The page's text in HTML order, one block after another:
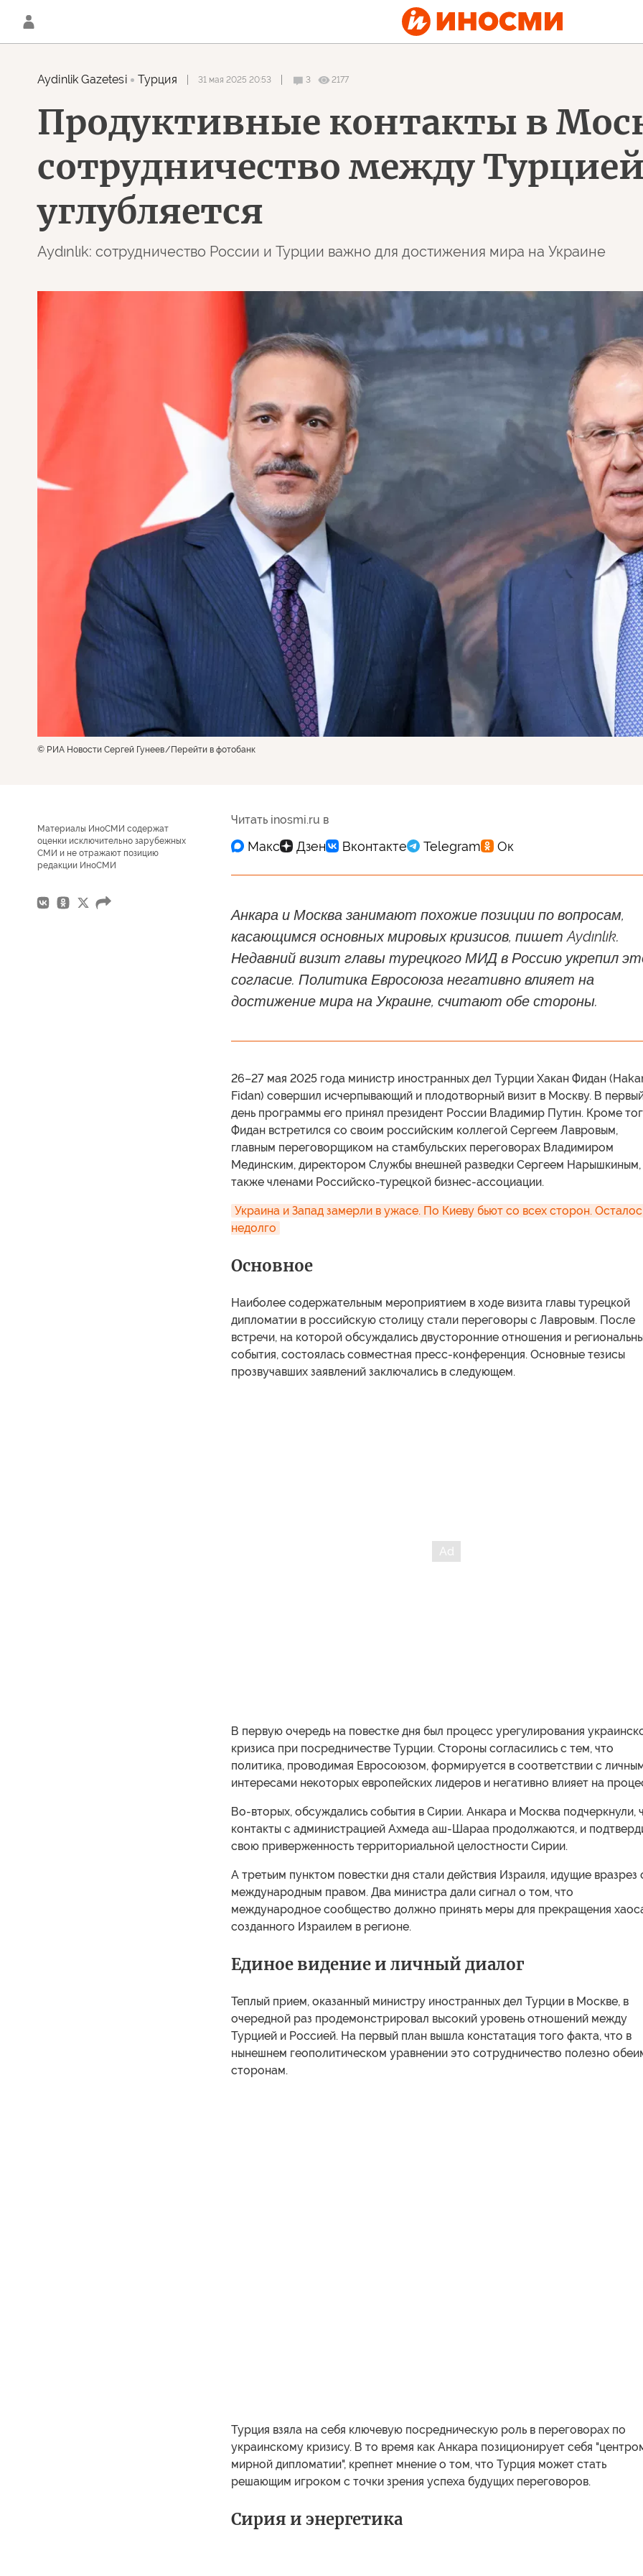
Aydinlik Gazetesi Турция 31 мая 2025 20:53 3 2177
Продуктивные контакты в
сотрудничество между
углубляется
Aydınlık: сотрудничество России и Турции важно для достижения мира на Украине
© РИА Новости Сергей Гунеев Перейти в фотобанк
Материалы ИноСМИ содержат
оценки исключительно зарубежных
СМИ и не отражают позицию
редакции ИноСМИ
Читать inosmi.ru в
Анкара и Москва занимают похожие позиции по вопросам,
касающимся основных мировых кризисов, пишет Aydınlık.
Недавний визит главы турецкого МИД в Россию укрепил
согласие. Политика Евросоюза негативно влияет на
достижение мира на Украине, считают обе стороны.
26–27 мая 2025 года министр иностранных дел Турции Хакан Фидан
Fidan) совершил исчерпывающий и плодотворный визит в Москву. В
день программы его принял президент России Владимир Путин. Кроме
Фидан встретился со своим российским коллегой Сергеем Лавровым,
главным переговорщиком на стамбульских переговорах Владимиром
Мединским, директором Службы внешней разведки Сергеем Нарышкиным,
также членами Российско-турецкой бизнес-ассоциации.
Украина и Запад замерли в ужасе. По Киеву бьют со всех сторон.
недолго
Основное
Наиболее содержательным мероприятием в ходе визита главы турецкой
дипломатии в российскую столицу стали переговоры с Лавровым. После
встречи, на которой обсуждались двусторонние отношения и
события, состоялась совместная пресс-конференция. Основные тезисы
прозвучавших заявлений заключались в следующем.
В первую очередь на повестке дня был процесс урегулирования
кризиса при посредничестве Турции. Стороны согласились с тем, что
политика, проводимая Евросоюзом, формируется в соответствии с
интересами некоторых европейских лидеров и негативно влияет на
Во-вторых, обсуждались события в Сирии. Анкара и Москва подчеркнули,
контакты с администрацией Ахмеда аш-Шараа продолжаются, и
свою приверженность территориальной целостности Сирии.
А третьим пунктом повестки дня стали действия Израиля, идущие вразрез
международным правом. Два министра дали сигнал о том, что
международное сообщество должно принять меры для прекращения
созданного Израилем в регионе.
Единое видение и личный диалог
Теплый прием, оказанный министру иностранных дел Турции в Москве, в
очередной раз продемонстрировал высокий уровень отношений между
Турцией и Россией. На первый план вышла констатация того факта, что в
нынешнем геополитическом уравнении это сотрудничество полезно
сторонам.
Турция взяла на себя ключевую посредническую роль в переговорах по
украинскому кризису. В то время как Анкара позиционирует себя
мирной дипломатии", крепнет мнение о том, что Турция может стать
решающим игроком с точки зрения успеха будущих переговоров.
Сирия и энергетика